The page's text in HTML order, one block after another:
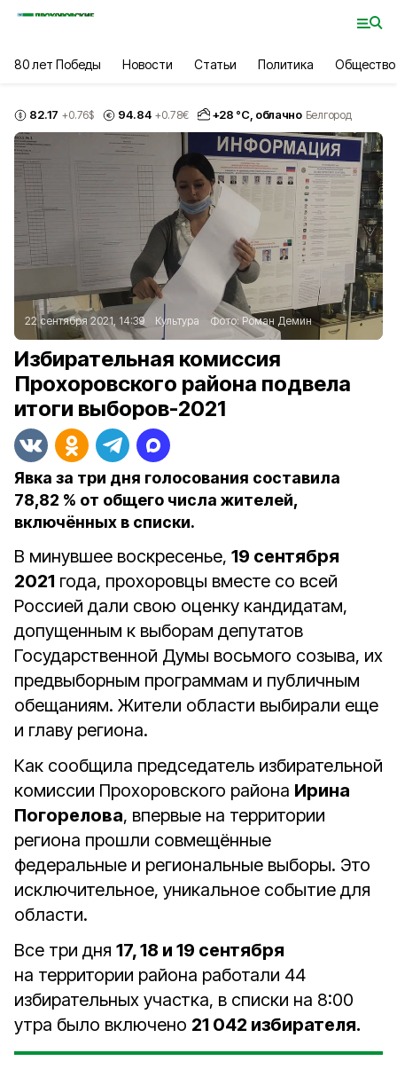
80 лет Победы Новости Статьи Политика Общество
82.17 +0.76$ 94.84 +0.78€ +28 °С, облачно Белгород
22 сентября 2021, 14:39 Культура Фото: Роман Демин
Избирательная комиссия
Прохоровского района подвела
итоги выборов-2021
Явка за три дня голосования составила
78,82 % от общего числа жителей,
включённых в списки.
В минувшее воскресенье, 19 сентября
2021 года, прохоровцы вместе со всей
Россией дали свою оценку кандидатам,
допущенным к выборам депутатов
Государственной Думы восьмого созыва, их
предвыборным программам и публичным
обещаниям. Жители области выбирали еще
и главу региона.
Как сообщила председатель избирательной
комиссии Прохоровского района Ирина
Погорелова, впервые на территории
региона прошли совмещённые
федеральные и региональные выборы. Это
исключительное, уникальное событие для
области.
Все три дня 17, 18 и 19 сентября
на территории района работали 44
избирательных участка, в списки на 8:00
утра было включено 21 042 избирателя.